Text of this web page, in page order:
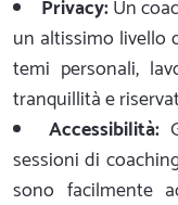
Privacy:Un
un altissimo livello
temi personali,
tranquillità e
Accessibilità:
sessioni di
sono facilmente